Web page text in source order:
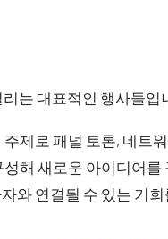
는 대표적인 행사들입
주제로 패널 토론, 네트
성해 새로운 아이디어
와 연결될 수 있는 기